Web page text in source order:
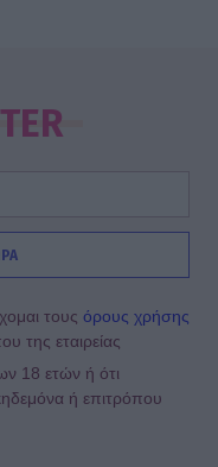
τους όρους χρήσης
της εταιρείας
18 ετών ή ότι
ή επιτρόπου